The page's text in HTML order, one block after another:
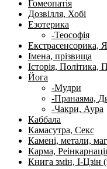
Гомеопатія
Дозвілля, Хобі
Езотерика
-Теософія
Екстрасенсорика,
Імена, прізвища
Історія, Політика,
Йога
-Мудри
-Пранаяма,
-Чакри, Аура
Каббала
Камасутра, Секс
Камені, метали,
Карма,
Книга змін, І-Цзін